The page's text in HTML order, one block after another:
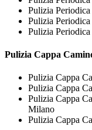
Pulizia
Pulizia
Pulizia
Pulizia Cappa
Pulizia Cappa
Pulizia Cappa
Pulizia Cappa
Milano
Pulizia Cappa